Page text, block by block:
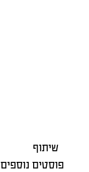
שיתוף
פוסטים נוספים